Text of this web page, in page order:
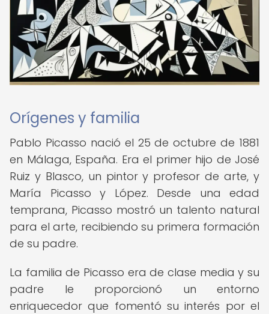
Orígenes y familia
Pablo Picasso nació el 25 de octubre de 1881
en Málaga, España. Era el primer hijo de José
Ruiz y Blasco, un pintor y profesor de arte, y
María Picasso y López. Desde una edad
temprana, Picasso mostró un talento natural
para el arte, recibiendo su primera formación
de su padre.
La familia de Picasso era de clase media y su
padre le proporcionó un entorno
enriquecedor que fomentó su interés por el